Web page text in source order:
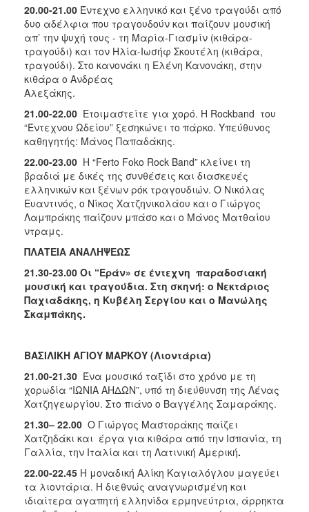
20.00-21.00 Έντεχνο ελληνικό και ξένο τραγούδι από
δυο αδέλφια που τραγουδούν και παίζουν μουσική
απ’ την ψυχή τους - τη Μαρία-Γιασμίν (κιθάρα-
τραγούδι) και τον Ηλία-Ιωσήφ Σκουτέλη (κιθάρα,
τραγούδι). Στο κανονάκι η Ελένη Κανονάκη, στην
κιθάρα ο Ανδρέας
Αλεξάκης.
21.00-22.00 Ετοιμαστείτε για χορό. Η Rockband του
“Έντεχνου Ωδείου” ξεσηκώνει το πάρκο. Υπεύθυνος
καθηγητής: Μάνος Παπαδάκης.
22.00-23.00 Η “Ferto Foko Rock Band” κλείνει τη
βραδιά με δικές της συνθέσεις και διασκευές
ελληνικών και ξένων ρόκ τραγουδιών. Ο Νικόλας
Ευαντινός, ο Νίκος Χατζηνικολάου και ο Γιώργος
Λαμπράκης παίζουν μπάσο και ο Μάνος Ματθαίου
ντραμς.
ΠΛΑΤΕΙΑ ΑΝΑΛΗΨΕΩΣ
21.30-23.00 Οι “Eράν» σε έντεχνη παραδοσιακή
μουσική και τραγούδια. Στη σκηνή: ο Νεκτάριος
Παχιαδάκης, η Κυβέλη Σεργίου και ο Μανώλης
Σκαμπάκης.
ΒΑΣΙΛΙΚΗ ΑΓΙΟΥ ΜΑΡΚΟΥ (Λιοντάρια)
21.00-21.30 Ένα μουσικό ταξίδι στο χρόνο με τη
χορωδία “ΙΩΝΙΑ ΑΗΔΩΝ”, υπό τη διεύθυνση της Λένας
Χατζηγεωργίου. Στο πιάνο ο Βαγγέλης Σαμαράκης.
21.30– 22.00 Ο Γιώργος Μαστοράκης παίζει
Χατζηδάκι και έργα για κιθάρα από την Ισπανία, τη
Γαλλία, την Ιταλία και τη Λατινική Αμερική.
22.00-22.45 Η μοναδική Αλίκη Καγιαλόγλου μαγεύει
τα λιοντάρια. H διεθνώς αναγνωρισμένη και
ιδιαίτερα αγαπητή ελληνίδα ερμηνεύτρια, άρρηκτα